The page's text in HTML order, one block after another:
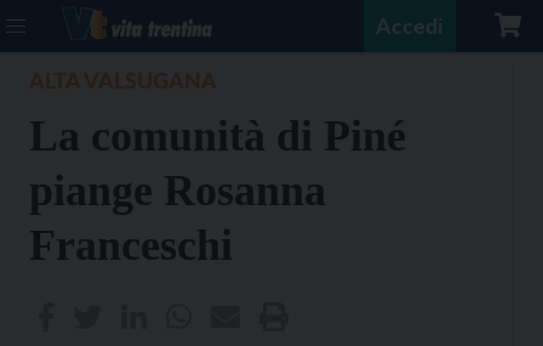
Accedi
La comunità di Piné
piange Rosanna
Franceschi